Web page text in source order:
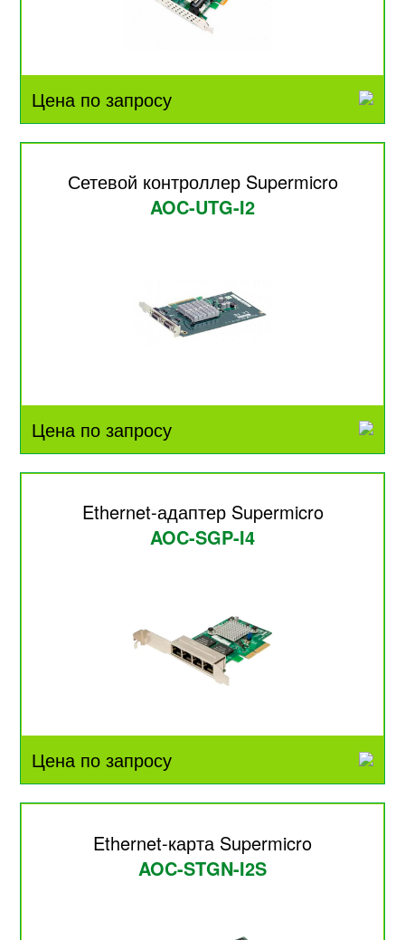
Цена по запросу
Сетевой контроллер Supermicro
AOC-UTG-I2
Цена по запросу
Ethernet-адаптер Supermicro
AOC-SGP-I4
Цена по запросу
Ethernet-карта Supermicro
AOC-STGN-I2S